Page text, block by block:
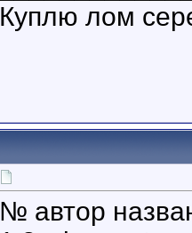
Куплю лом
№ автор